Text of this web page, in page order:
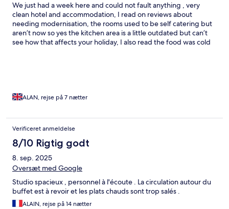
We just had a week here and could not fault anything , very
clean hotel and accommodation, I read on reviews about
needing modernisation, the rooms used to be self catering but
aren’t now so yes the kitchen area is a little outdated but can’t
see how that affects your holiday, I also read the food was cold
food as we did for one night , lovely small close beach. We
ALAN, rejse på 7 nætter
Verificeret anmeldelse
8/10 Rigtig godt
8. sep. 2025
Oversæt med Google
Studio spacieux , personnel à l'écoute . La circulation autour du
buffet est à revoir et les plats chauds sont trop salés .
ALAIN, rejse på 14 nætter